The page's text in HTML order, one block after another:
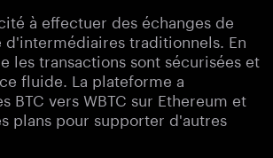
à effectuer des échanges de
traditionnels. En
les transactions sont sécurisées et
fluide. La plateforme a
vers WBTC sur Ethereum et
plans pour supporter d'autres